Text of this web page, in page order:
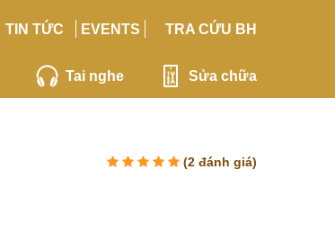
TIN TỨC EVENTS TRA CỨU BH
Tai nghe Sửa chữa
(2 đánh giá)